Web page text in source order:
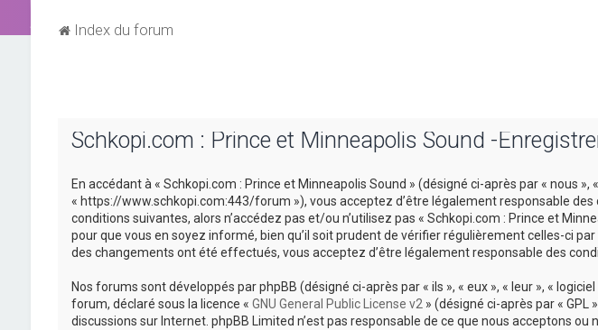
Index du forum
Schkopi.com : Prince et Minneapolis Sound -
En accédant à « Schkopi.com : Prince et Minneapolis Sound » (désigné ci-après par « nous »,
« https://www.schkopi.com:443/forum »), vous acceptez d’être légalement responsable
conditions suivantes, alors n’accédez pas et/ou n’utilisez pas « Schkopi.com : Prince et
pour que vous en soyez informé, bien qu’il soit prudent de vérifier régulièrement celles-ci
des changements ont été effectués, vous acceptez d’être légalement responsable des
Nos forums sont développés par phpBB (désigné ci-après par « ils », « eux », « leur », «
forum, déclaré sous la licence « GNU General Public License v2 » (désigné ci-après par «
discussions sur Internet. phpBB Limited n’est pas responsable de ce que nous acceptons